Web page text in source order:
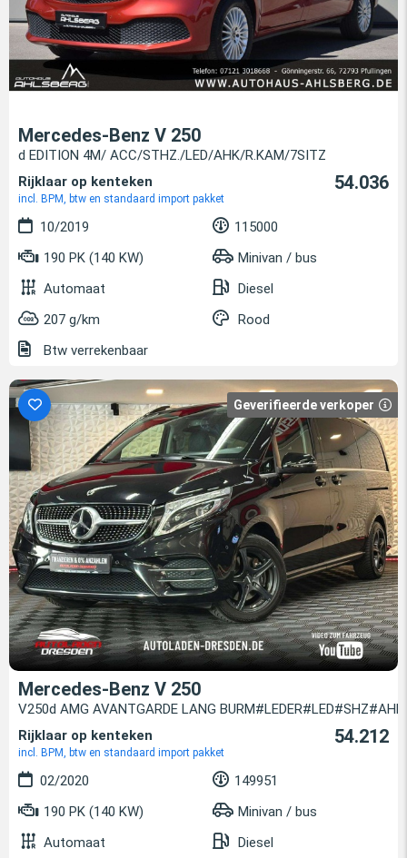
Mercedes-Benz V 250
d EDITION 4M/ ACC/STHZ./LED/AHK/R.KAM/7SITZ
Rijklaar op kenteken
incl. BPM, btw en standaard import pakket
54.036
10/2019
115000
190 PK (140 KW)
Minivan / bus
Automaat
Diesel
207 g/km
Rood
Btw verrekenbaar
Geverifieerde verkoper
Mercedes-Benz V 250
V250d AMG AVANTGARDE LANG BURM#LEDER#LED#SHZ#AHK
Rijklaar op kenteken
incl. BPM, btw en standaard import pakket
54.212
02/2020
149951
190 PK (140 KW)
Minivan / bus
Automaat
Diesel